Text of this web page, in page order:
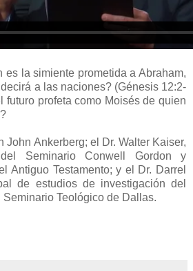
es la simiente prometida a Abraham,
a las naciones? (Génesis 12:2-
futuro profeta como Moisés de quien
John Ankerberg; el Dr. Walter Kaiser,
Seminario Conwell Gordon y
Antiguo Testamento; y el Dr. Darrel
de estudios de investigación del
Seminario Teológico de Dallas.